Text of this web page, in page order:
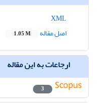
اصل مقاله
1.05 M
ارجاعات به این مقاله
3